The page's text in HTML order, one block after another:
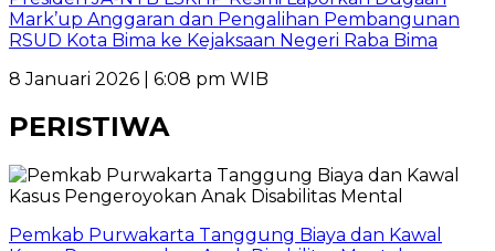
Mark’up Anggaran dan Pengalihan Pembangunan
RSUD Kota Bima ke Kejaksaan Negeri Raba Bima
8 Januari 2026 | 6:08 pm WIB
PERISTIWA
Pemkab Purwakarta Tanggung Biaya dan Kawal